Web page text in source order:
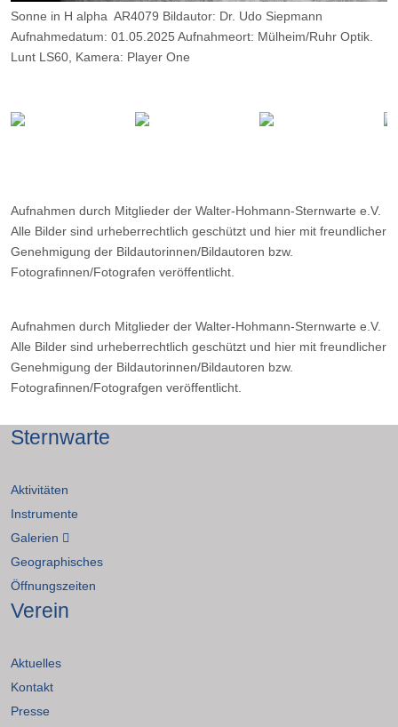
Sonne in H alpha AR4079 Bildautor: Dr. Udo Siepmann
Aufnahmedatum: 01.05.2025 Aufnahmeort: Mülheim/Ruhr Optik.
Lunt LS60, Kamera: Player One
Aufnahmen durch Mitglieder der Walter-Hohmann-Sternwarte e.V.
Alle Bilder sind urheberrechtlich geschützt und hier mit freundlicher
Genehmigung der Bildautorinnen/Bildautoren bzw.
Fotografinnen/Fotografen veröffentlicht.
Aufnahmen durch Mitglieder der Walter-Hohmann-Sternwarte e.V.
Alle Bilder sind urheberrechtlich geschützt und hier mit freundlicher
Genehmigung der Bildautorinnen/Bildautoren bzw.
Fotografinnen/Fotografgen veröffentlicht.
Sternwarte
Aktivitäten
Instrumente
Galerien
Geographisches
Öffnungszeiten
Verein
Aktuelles
Kontakt
Presse